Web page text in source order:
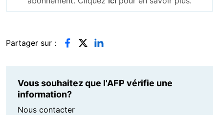
Partager sur :
Vous souhaitez que l'AFP vérifie une
information?
Nous contacter